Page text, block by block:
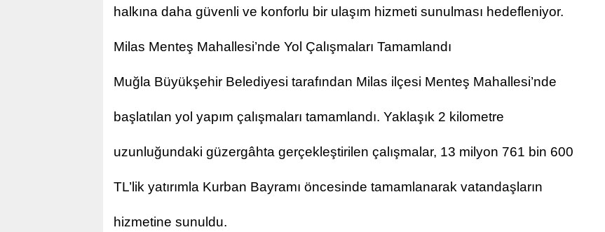
halkına daha güvenli ve konforlu bir ulaşım hizmeti sunulması hedefleniyor.
Milas Menteş Mahallesi’nde Yol Çalışmaları Tamamlandı
Muğla Büyükşehir Belediyesi tarafından Milas ilçesi Menteş Mahallesi’nde
başlatılan yol yapım çalışmaları tamamlandı. Yaklaşık 2 kilometre
uzunluğundaki güzergâhta gerçekleştirilen çalışmalar, 13 milyon 761 bin 600
TL’lik yatırımla Kurban Bayramı öncesinde tamamlanarak vatandaşların
hizmetine sunuldu.